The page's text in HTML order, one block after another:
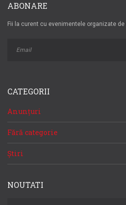
ABONARE
Fii la curent cu evenimentele organizate
CATEGORII
Anunțuri
Fără categorie
Știri
NOUTATI